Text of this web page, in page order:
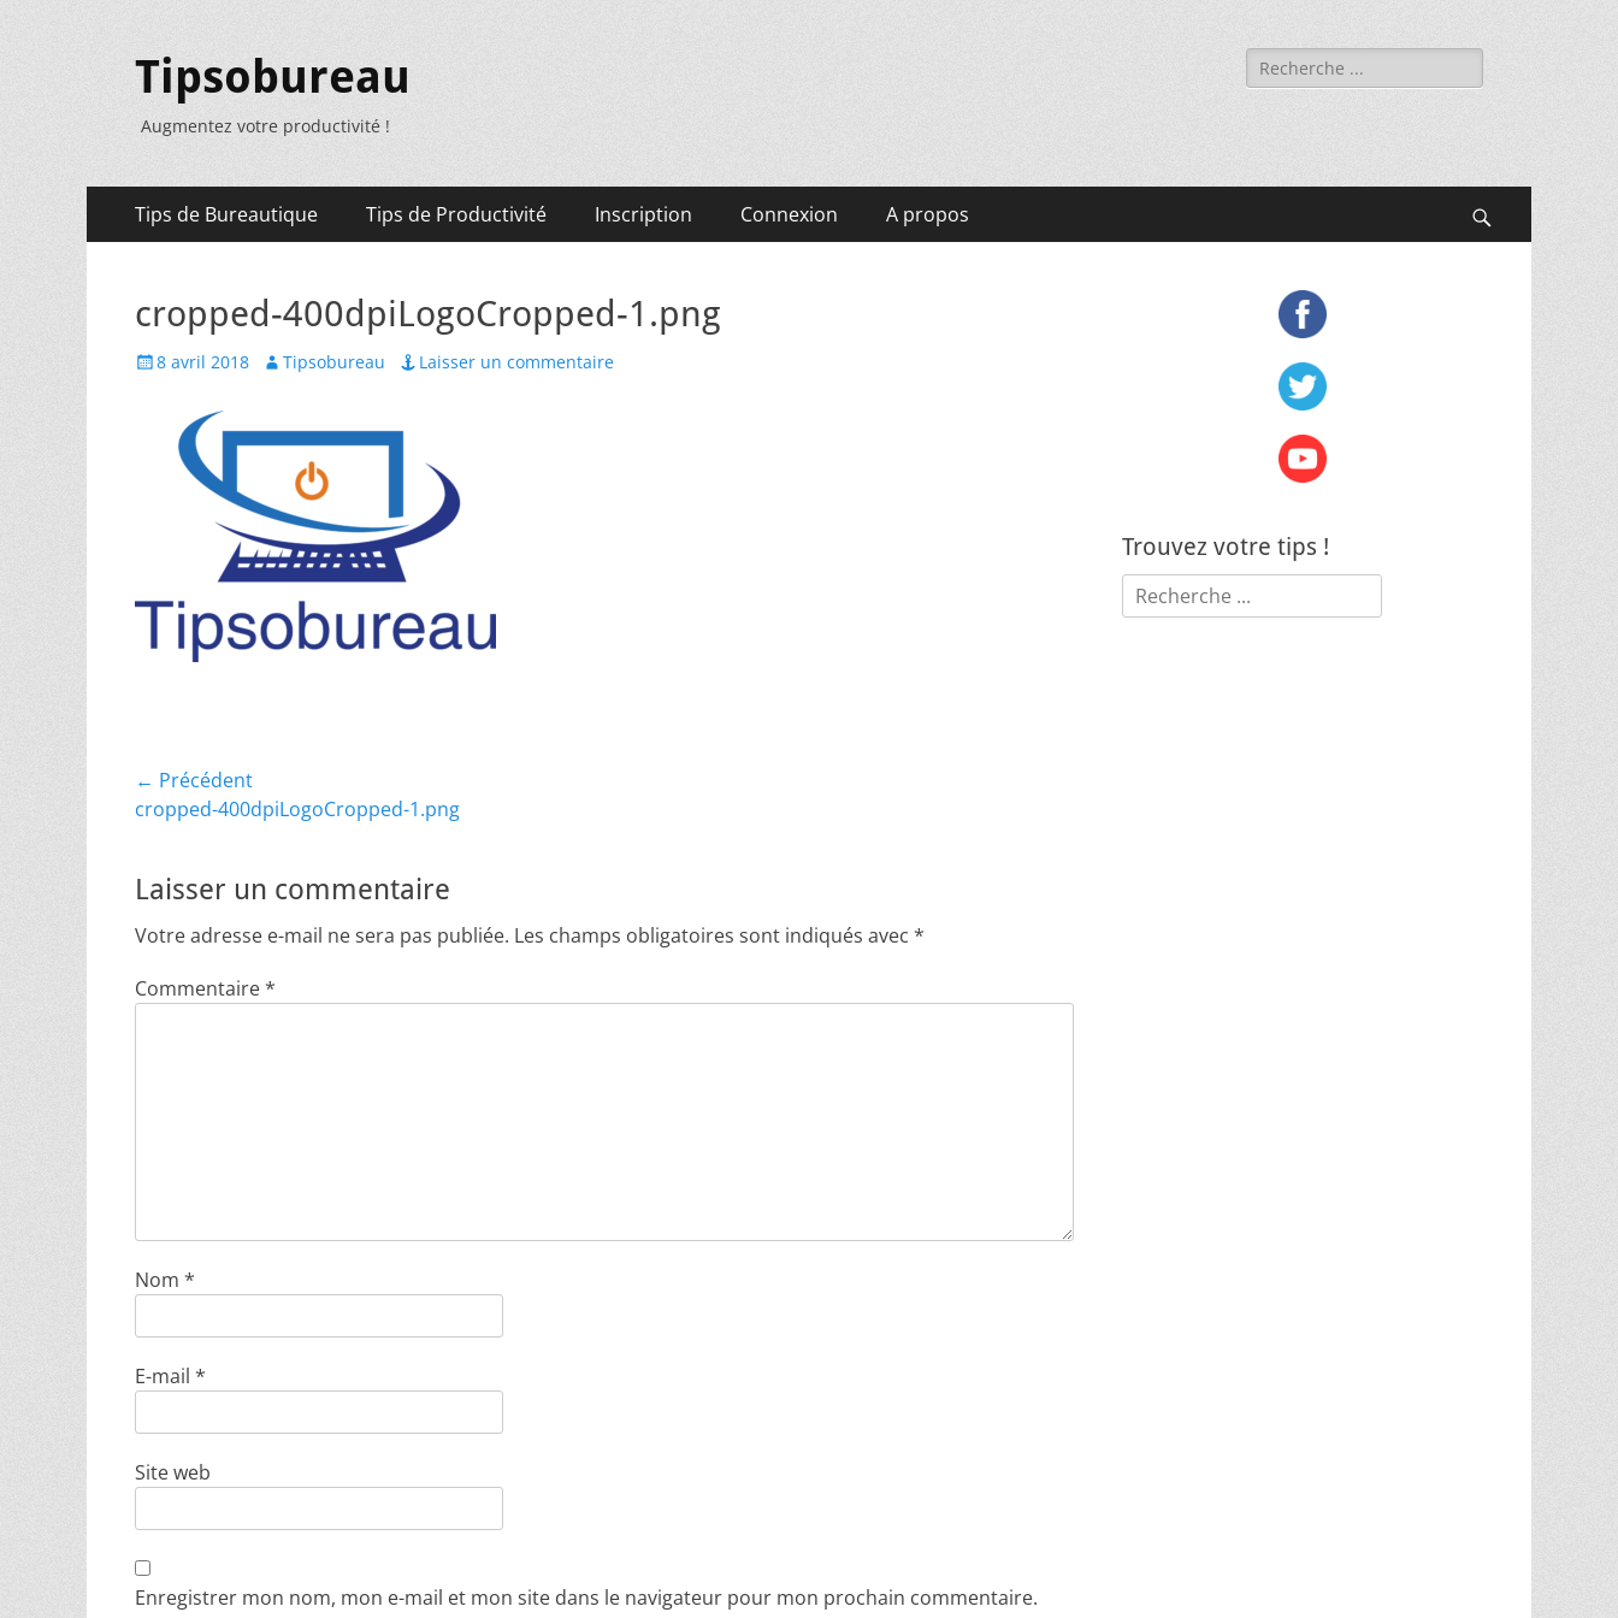
Tipsobureau
Augmentez votre productivité !
Rechercher :
Menu
principal
Aller
Tips de Bureautique Tips de Productivité Inscription Connexion A propos
cropped-400dpiLogoCropped-1.png
Posted
8 avril 2018 Author
Tipsobureau Laisser un commentaire
Navigation
de
l’article
← Précédent
Article
cropped-400dpiLogoCropped-1.png
Laisser un commentaire
Votre adresse e-mail ne sera pas publiée. Les champs obligatoires sont indiqués avec *
Commentaire*
Nom *
E-mail *
Site web
Enregistrer mon nom, mon e-mail et mon site dans le navigateur pour mon prochain commentaire.
Trouvez votre tips !
Rechercher :